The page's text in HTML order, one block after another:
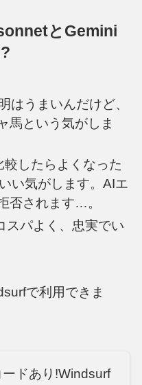
とGemini
はうまいんだけど、
馬という気がしま
したらよくなった
い気がします。AIエ
否されます…。
スパよく、忠実でい
で利用できま
ドあり!Windsurf